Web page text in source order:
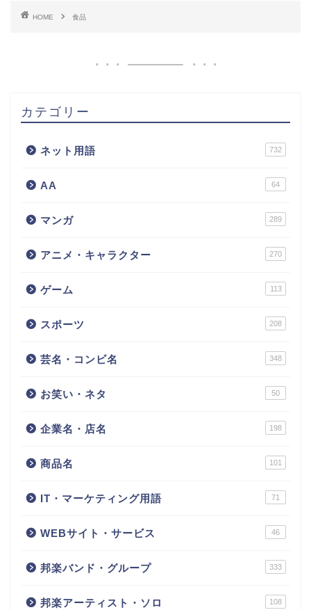
HOME 食品
カテゴリー
ネット用語 732
AA 64
マンガ 289
アニメ・キャラクター 270
ゲーム 113
スポーツ 208
芸名・コンビ名 348
お笑い・ネタ 50
企業名・店名 198
商品名 101
IT・マーケティング用語 71
WEBサイト・サービス 46
邦楽バンド・グループ 333
邦楽アーティスト・ソロ 108